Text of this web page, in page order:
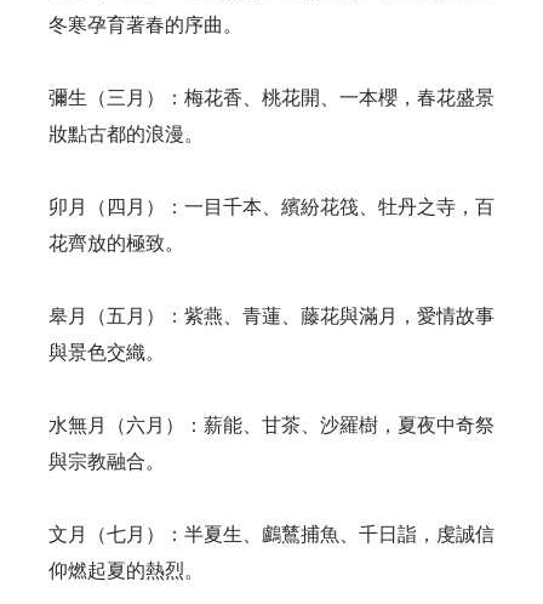
冬寒孕育著春的序曲。
彌生（三月）：梅花香、桃花開、一本櫻，春花盛景
妝點古都的浪漫。
卯月（四月）：一目千本、繽紛花筏、牡丹之寺，百
花齊放的極致。
皋月（五月）：紫燕、青蓮、藤花與滿月，愛情故事
與景色交織。
水無月（六月）：薪能、甘茶、沙羅樹，夏夜中奇祭
與宗教融合。
文月（七月）：半夏生、鸕鶿捕魚、千日詣，虔誠信
仰燃起夏的熱烈。